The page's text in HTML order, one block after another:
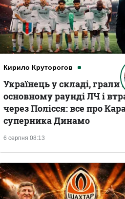
Кирило Круторогов
6 серпня 08:13
Українець у складі, грали
основному раунді ЛЧ і
через Полісся: все про
суперника Динамо